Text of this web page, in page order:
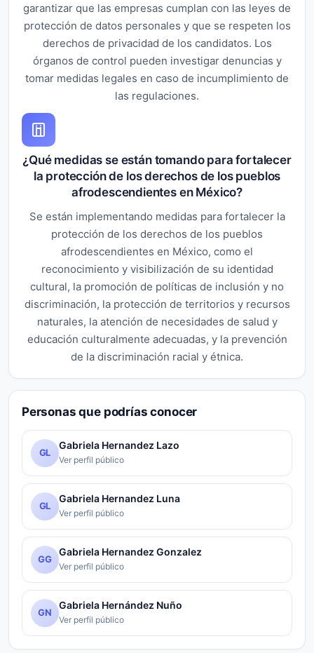
garantizar que las empresas cumplan con las leyes de
protección de datos personales y que se respeten los
derechos de privacidad de los candidatos. Los
órganos de control pueden investigar denuncias y
tomar medidas legales en caso de incumplimiento de
las regulaciones.
¿Qué medidas se están tomando para fortalecer
la protección de los derechos de los pueblos
afrodescendientes en México?
Se están implementando medidas para fortalecer la
protección de los derechos de los pueblos
afrodescendientes en México, como el
reconocimiento y visibilización de su identidad
cultural, la promoción de políticas de inclusión y no
discriminación, la protección de territorios y recursos
naturales, la atención de necesidades de salud y
educación culturalmente adecuadas, y la prevención
de la discriminación racial y étnica.
Personas que podrías conocer
GL
Gabriela Hernandez Lazo
Ver perfil público
GL
Gabriela Hernandez Luna
Ver perfil público
GG
Gabriela Hernandez Gonzalez
Ver perfil público
GN
Gabriela Hernández Nuño
Ver perfil público